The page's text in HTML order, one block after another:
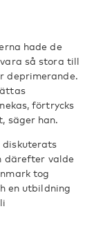
hade de
så stora till
deprimerande.
förtrycks
säger han.
diskuterats
därefter valde
tog
en utbildning